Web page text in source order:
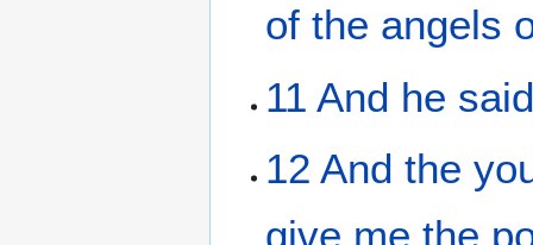
of the angels
11 And he
12 And the
give me the